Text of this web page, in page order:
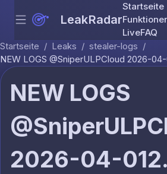
Skip to
Menu LeakRadar
Startseite
LiveFAQ
Startseite / Leaks / stealer-logs /
NEW LOGS @SniperULPCloud 2026-04-
NEW LOGS
2026-04-